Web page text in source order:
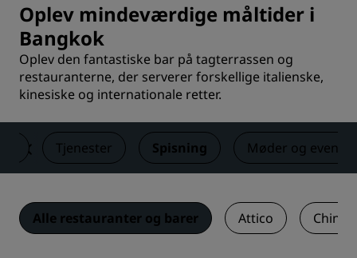
Oplev mindeværdige måltider i
Bangkok
Oplev den fantastiske bar på tagterrassen og
restauranterne, der serverer forskellige italienske,
kinesiske og internationale retter.
Tjenester Spisning Møder og events
Alle restauranter og barer Attico China